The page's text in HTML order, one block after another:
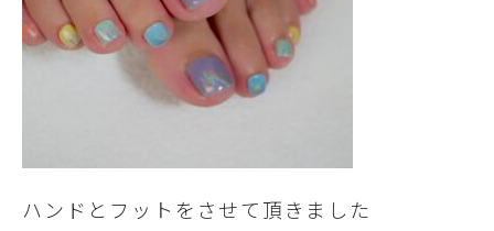
ハンドとフットをさせて頂きました